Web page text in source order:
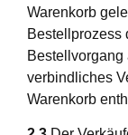
Warenkorb
Bestellprozess
verbindliches
Warenkorb